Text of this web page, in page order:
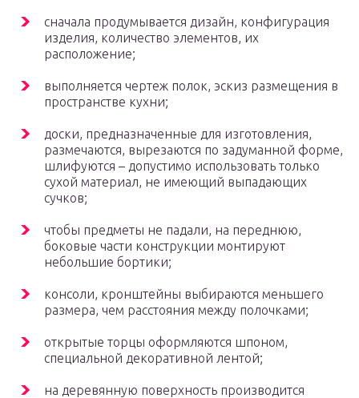
сначала продумывается дизайн, конфигурация
изделия, количество элементов, их
расположение;
выполняется чертеж полок, эскиз размещения в
пространстве кухни;
доски, предназначенные для изготовления,
размечаются, вырезаются по задуманной форме,
шлифуются – допустимо использовать только
сухой материал, не имеющий выпадающих
сучков;
чтобы предметы не падали, на переднюю,
боковые части конструкции монтируют
небольшие бортики;
консоли, кронштейны выбираются меньшего
размера, чем расстояния между полочками;
открытые торцы оформляются шпоном,
специальной декоративной лентой;
на деревянную поверхность производится